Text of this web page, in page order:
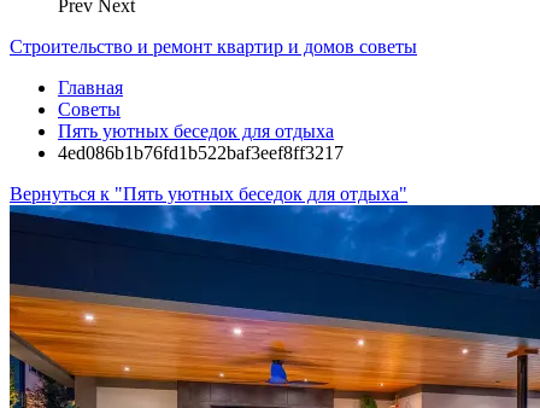
Prev Next
Строительство и ремонт квартир и домов советы
Главная
Советы
Пять уютных беседок для отдыха
4ed086b1b76fd1b522baf3eef8ff3217
Вернуться к "Пять уютных беседок для отдыха"